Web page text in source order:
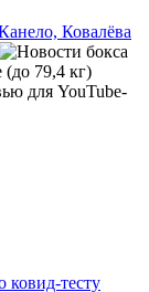
Ковалёва
79,4 кг)
для YouTube-
ковид-тесту